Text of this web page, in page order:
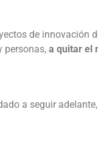
de innovación
personas, a quitar el
a seguir